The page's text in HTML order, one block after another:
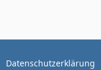
Datenschutzerklärung